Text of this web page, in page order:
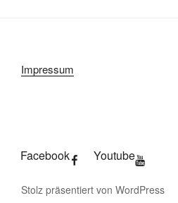
Impressum
Facebook Youtube
Stolz präsentiert von WordPress